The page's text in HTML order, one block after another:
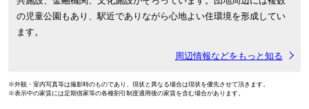
の児童公園もあり、駅近でありながら心地よい住環境を形成してい
ます。
周辺情報などをもっと知る
※外観・室内写真等は撮影時のものであり、現状と異なる場合は現状を優先させて頂きます。
※表示中の家賃には定期借家等の各種割引制度適用後の家賃を含む場合があります。